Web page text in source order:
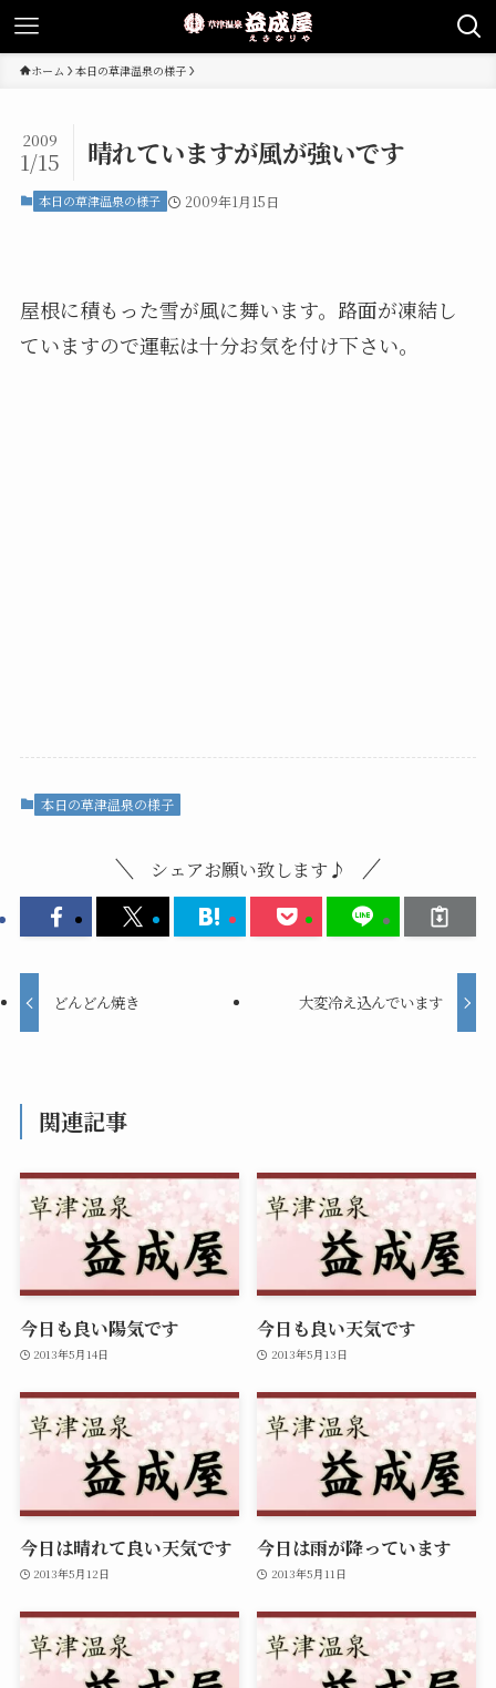
ホーム 本日の草津温泉の様子
晴れていますが風が強いです
2009
1/15
本日の草津温泉の様子 2009年1月15日
屋根に積もった雪が風に舞います。路面が凍結し
ていますので運転は十分お気を付け下さい。
本日の草津温泉の様子
シェアお願い致します♪
どんどん焼き 大変冷え込んでいます
関連記事
今日も良い陽気です
2013年5月14日
今日も良い天気です
2013年5月13日
今日は晴れて良い天気です
2013年5月12日
今日は雨が降っています
2013年5月11日